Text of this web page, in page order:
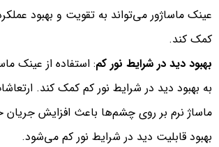
عینک ماساژور می‌تواند به تقویت و بهبود
کمک کند.
بهبود دید در شرایط نور کم: استفاده از عینک
به بهبود دید در شرایط نور کم کمک کند.
ماساژ نرم بر روی چشم‌ها باعث افزایش
بهبود قابلیت دید در شرایط نور کم می‌شود.